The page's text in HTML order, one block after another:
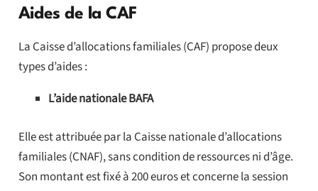
Aides de la CAF
La Caisse d’allocations familiales (CAF) propose deux
types d’aides :
L’aide nationale BAFA
Elle est attribuée par la Caisse nationale d’allocations
familiales (CNAF), sans condition de ressources ni d’âge.
Son montant est fixé à 200 euros et concerne la session